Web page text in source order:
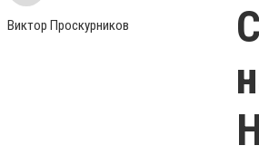
Виктор Проскурников